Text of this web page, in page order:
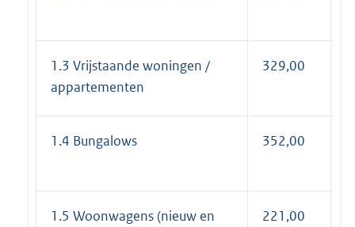
1.3 Vrijstaande woningen /
appartementen
329,00
1.4 Bungalows 352,00
1.5 Woonwagens (nieuw en
221,00